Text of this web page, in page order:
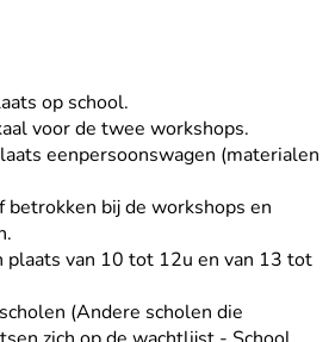
op school.
voor de twee workshops.
eenpersoonswagen (materialen
bij de workshops en
plaats van 10 tot 12u en van 13 tot
(Andere scholen die